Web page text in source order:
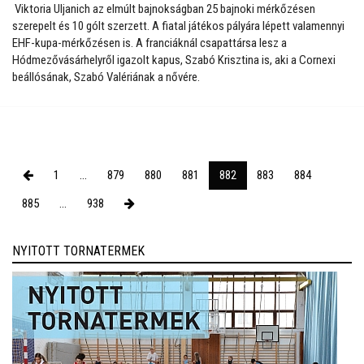
Viktoria Uljanich az elmúlt bajnokságban 25 bajnoki mérkőzésen
szerepelt és 10 gólt szerzett. A fiatal játékos pályára lépett valamennyi
EHF-kupa-mérkőzésen is. A franciáknál csapattársa lesz a
Hódmezővásárhelyről igazolt kapus, Szabó Krisztina is, aki a Cornexi
beállósának, Szabó Valériának a nővére.
1 ... 879 880 881 882 883
884
885
... 938
NYITOTT TORNATERMEK